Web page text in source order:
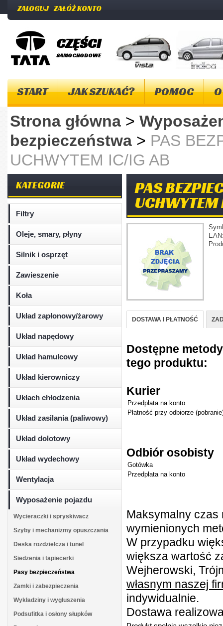
ZALOGUJ ZAŁÓŻ KONTO
CZĘŚCI
SAMOCHODOWE
START JAK SZUKAĆ? POMOC
Strona główna >
bezpieczeństwa > PAS
UCHWYTEM IC/IG AB
KATEGORIE
Filtry
Oleje, smary, płyny
Silnik i osprzęt
Zawieszenie
Koła
Układ zapłonowy/żarowy
Układ napędowy
Układ hamulcowy
Układ kierowniczy
Ukłach chłodzenia
Układ zasilania (paliwowy)
Układ dolotowy
Układ wydechowy
Wentylacja
Wyposażenie pojazdu
Wycieraczki i spryskiwacz
Szyby i mechanizmy opuszczania
Deska rozdzielcza i tunel
Siedzenia i tapiecerki
Pasy bezpieczeństwa
Zamki i zabezpieczenia
Wykładziny i wygłuszenia
Podsufitka i osłony słupków
PAS
DOSTAWA I PŁATNOŚĆ
Dostępne
tego produktu:
Kurier
Przedpłata na konto
Płatność przy odbiorze
Odbiór osobisty
Gotówka
Przedpłata na konto
Maksymalny czas
wymienionych
W przypadku
większa wartość
Wejherowski,
własnym naszej
indywidualnie.
Dostawa